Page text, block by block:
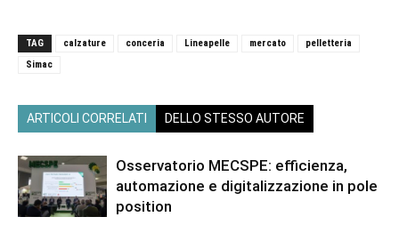
TAG calzature conceria Lineapelle mercato
pelletteria
Simac
ARTICOLI CORRELATI DELLO STESSO AUTORE
Osservatorio MECSPE: efficienza,
automazione e digitalizzazione in pole
position